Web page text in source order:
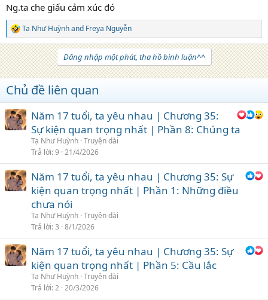
Ng.ta che giấu cảm xúc đó
R
e
a
c
t
i
o
s
:
Tạ Như Huỳnhand Freya Nguyễn
Đăng nhập một phát, tha hồ bình luận^^
Chủ đề liên quan
Năm 17 tuổi, ta yêu nhau | Chương 35:
Sự kiện quan trọng nhất | Phần 8: Chúng ta
Tạ Như Huỳnh Truyện dài
Trả lời 9 21/4/2026
Năm 17 tuổi, ta yêu nhau | Chương 35: Sự
kiện quan trọng nhất | Phần 1: Những điều
chưa nói
Tạ Như Huỳnh Truyện dài
Trả lời 3 8/1/2026
Năm 17 tuổi, ta yêu nhau | Chương 35: Sự
kiện quan trọng nhất | Phần 5: Cầu lắc
Tạ Như Huỳnh Truyện dài
Trả lời 2 20/3/2026